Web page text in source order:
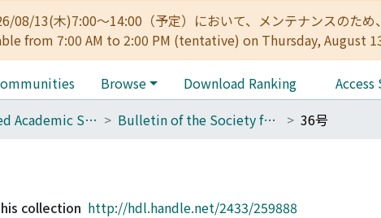
08/13(木)7:00～14:00（予定）において、メンテナンスの
from 7:00 AM to 2:00 PM (tentative) on Thursday, August
Browse Download Ranking
007_Related Academic Societies Bulletin of the Society for Western and Southern Asiatic Studies, Kyoto University 36号
collection http://hdl.handle.net/2433/259888